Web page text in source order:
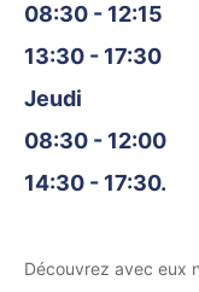
08:30 - 12:15
13:30 - 17:30
Jeudi
08:30 - 12:00
14:30 - 17:30.
Découvrez avec eux